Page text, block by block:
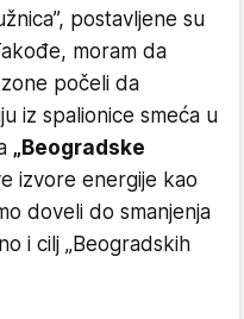
postavljene su
moram da
počeli da
iz spalionice smeća u
„Beogradske
izvore energije kao
doveli do smanjenja
i cilj „Beogradskih